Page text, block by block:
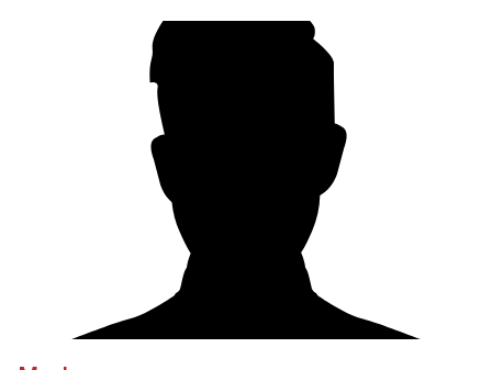
Razgovaram :)
Tel:
tel:0,93€ - mob:1,12€ min
Obavijesti me kada se oslobodi
Razgovaram :)
064/677-677
tel:0,93€ - mob:1,12€ min
Obavijesti me kada se oslobodi
Čekam tvoj poziv!
Tel:
tel:0,93€ - mob:1,12€ min